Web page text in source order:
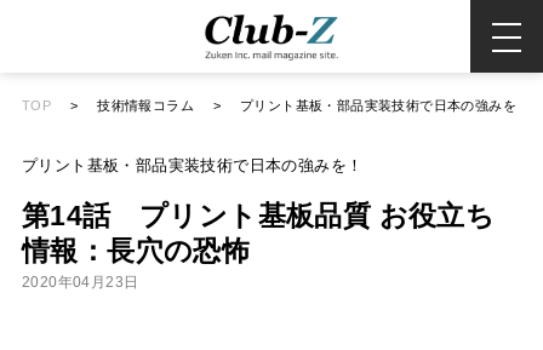
TOP > 技術情報コラム > プリント基板・部品実装技術で日本の強みを！
プリント基板・部品実装技術で日本の強みを！
第14話 プリント基板品質 お役立ち
情報：長穴の恐怖
2020年04月23日